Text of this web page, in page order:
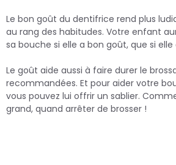
Le bon goût du dentifrice rend plus
au rang des habitudes. Votre enfant
sa bouche si elle a bon goût, que si elle
Le goût aide aussi à faire durer le
recommandées. Et pour aider votre
vous pouvez lui offrir un sablier.
grand, quand arrêter de brosser !